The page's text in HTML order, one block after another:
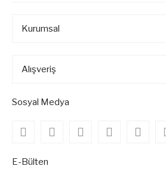
Kurumsal
Alışveriş
Sosyal Medya
E-Bülten